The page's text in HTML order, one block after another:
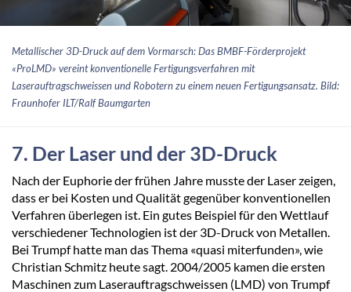
Metallischer 3D-Druck auf dem Vormarsch: Das BMBF-Förderprojekt
«ProLMD» vereint konventionelle Fertigungsverfahren mit
Laserauftragschweissen und Robotern zu einem neuen Fertigungsansatz. Bild:
Fraunhofer ILT/Ralf Baumgarten
7. Der Laser und der 3D-Druck
Nach der Euphorie der frühen Jahre musste der Laser zeigen,
dass er bei Kosten und Qualität gegenüber konventionellen
Verfahren überlegen ist. Ein gutes Beispiel für den Wettlauf
verschiedener Technologien ist der 3D-Druck von Metallen.
Bei Trumpf hatte man das Thema «quasi miterfunden», wie
Christian Schmitz heute sagt. 2004/2005 kamen die ersten
Maschinen zum Laserauftragschweissen (LMD) von Trumpf